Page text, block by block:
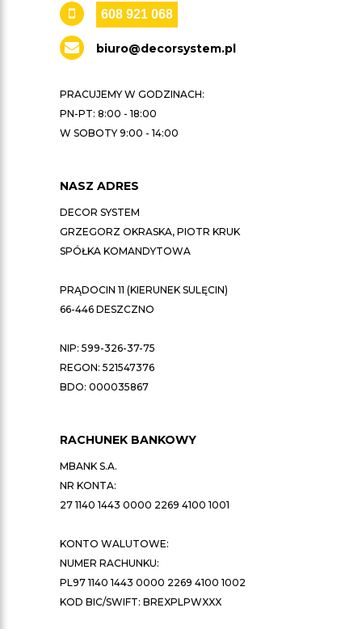
608 921 068
biuro@decorsystem.pl
PRACUJEMY W GODZINACH:
PN-PT: 8:00 - 18:00
W SOBOTY 9:00 - 14:00
NASZ ADRES
DECOR SYSTEM
GRZEGORZ OKRASKA, PIOTR KRUK
SPÓŁKA KOMANDYTOWA
PRĄDOCIN 11 (KIERUNEK SULĘCIN)
66-446 DESZCZNO
NIP: 599-326-37-75
REGON: 521547376
BDO: 000035867
RACHUNEK BANKOWY
MBANK S.A.
NR KONTA:
27 1140 1443 0000 2269 4100 1001
KONTO WALUTOWE:
NUMER RACHUNKU:
PL97 1140 1443 0000 2269 4100 1002
KOD BIC/SWIFT: BREXPLPWXXX